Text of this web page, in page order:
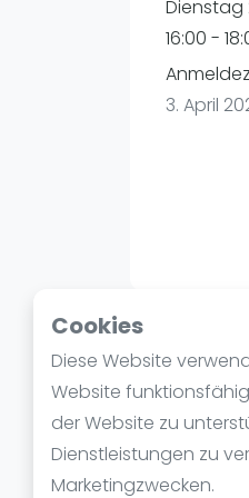
Cookies
Diese Website
Website
der Website zu
Dienstleistungen zu
Marketingzwecken.
Dienstag
16:00 -
3. April
Über
anderen
gezählt